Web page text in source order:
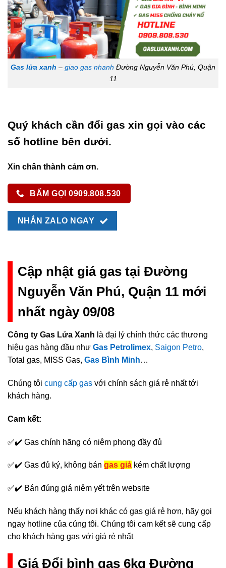
Gas lửa xanh – giao gas nhanh Đường Nguyễn Văn Phú, Quận
11
Quý khách cần đổi gas xin gọi vào các
số hotline bên dưới.
Xin chân thành cảm ơn.
BẤM GỌI 0909.808.530
NHẮN ZALO NGAY
Cập nhật giá gas tại Đường
Nguyễn Văn Phú, Quận 11 mới
nhất ngày 09/08
Công ty Gas Lửa Xanh là đại lý chính thức các thương
hiệu gas hàng đầu như Gas Petrolimex, Saigon Petro,
Total gas, MISS Gas, Gas Bình Minh…
Chúng tôi cung cấp gas với chính sách giá rẻ nhất tới
khách hàng.
Cam kết:
✅✔️ Gas chính hãng có niêm phong đầy đủ
✅✔️ Gas đủ ký, không bán gas giả kém chất lượng
✅✔️ Bán đúng giá niêm yết trên website
Nếu khách hàng thấy nơi khác có gas giá rẻ hơn, hãy gọi
ngay hotline của cúng tôi. Chúng tôi cam kết sẽ cung cấp
cho khách hàng gas với giá rẻ nhất
Giá Đổi bình gas 6kg Đường